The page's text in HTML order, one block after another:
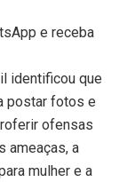
e receba
identificou que
postar fotos e
ofensas
ameaças, a
mulher e a